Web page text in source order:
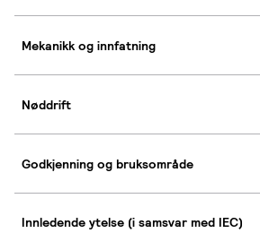
Mekanikk og innfatning
Nøddrift
Godkjenning og bruksområde
Innledende ytelse (i samsvar med IEC)